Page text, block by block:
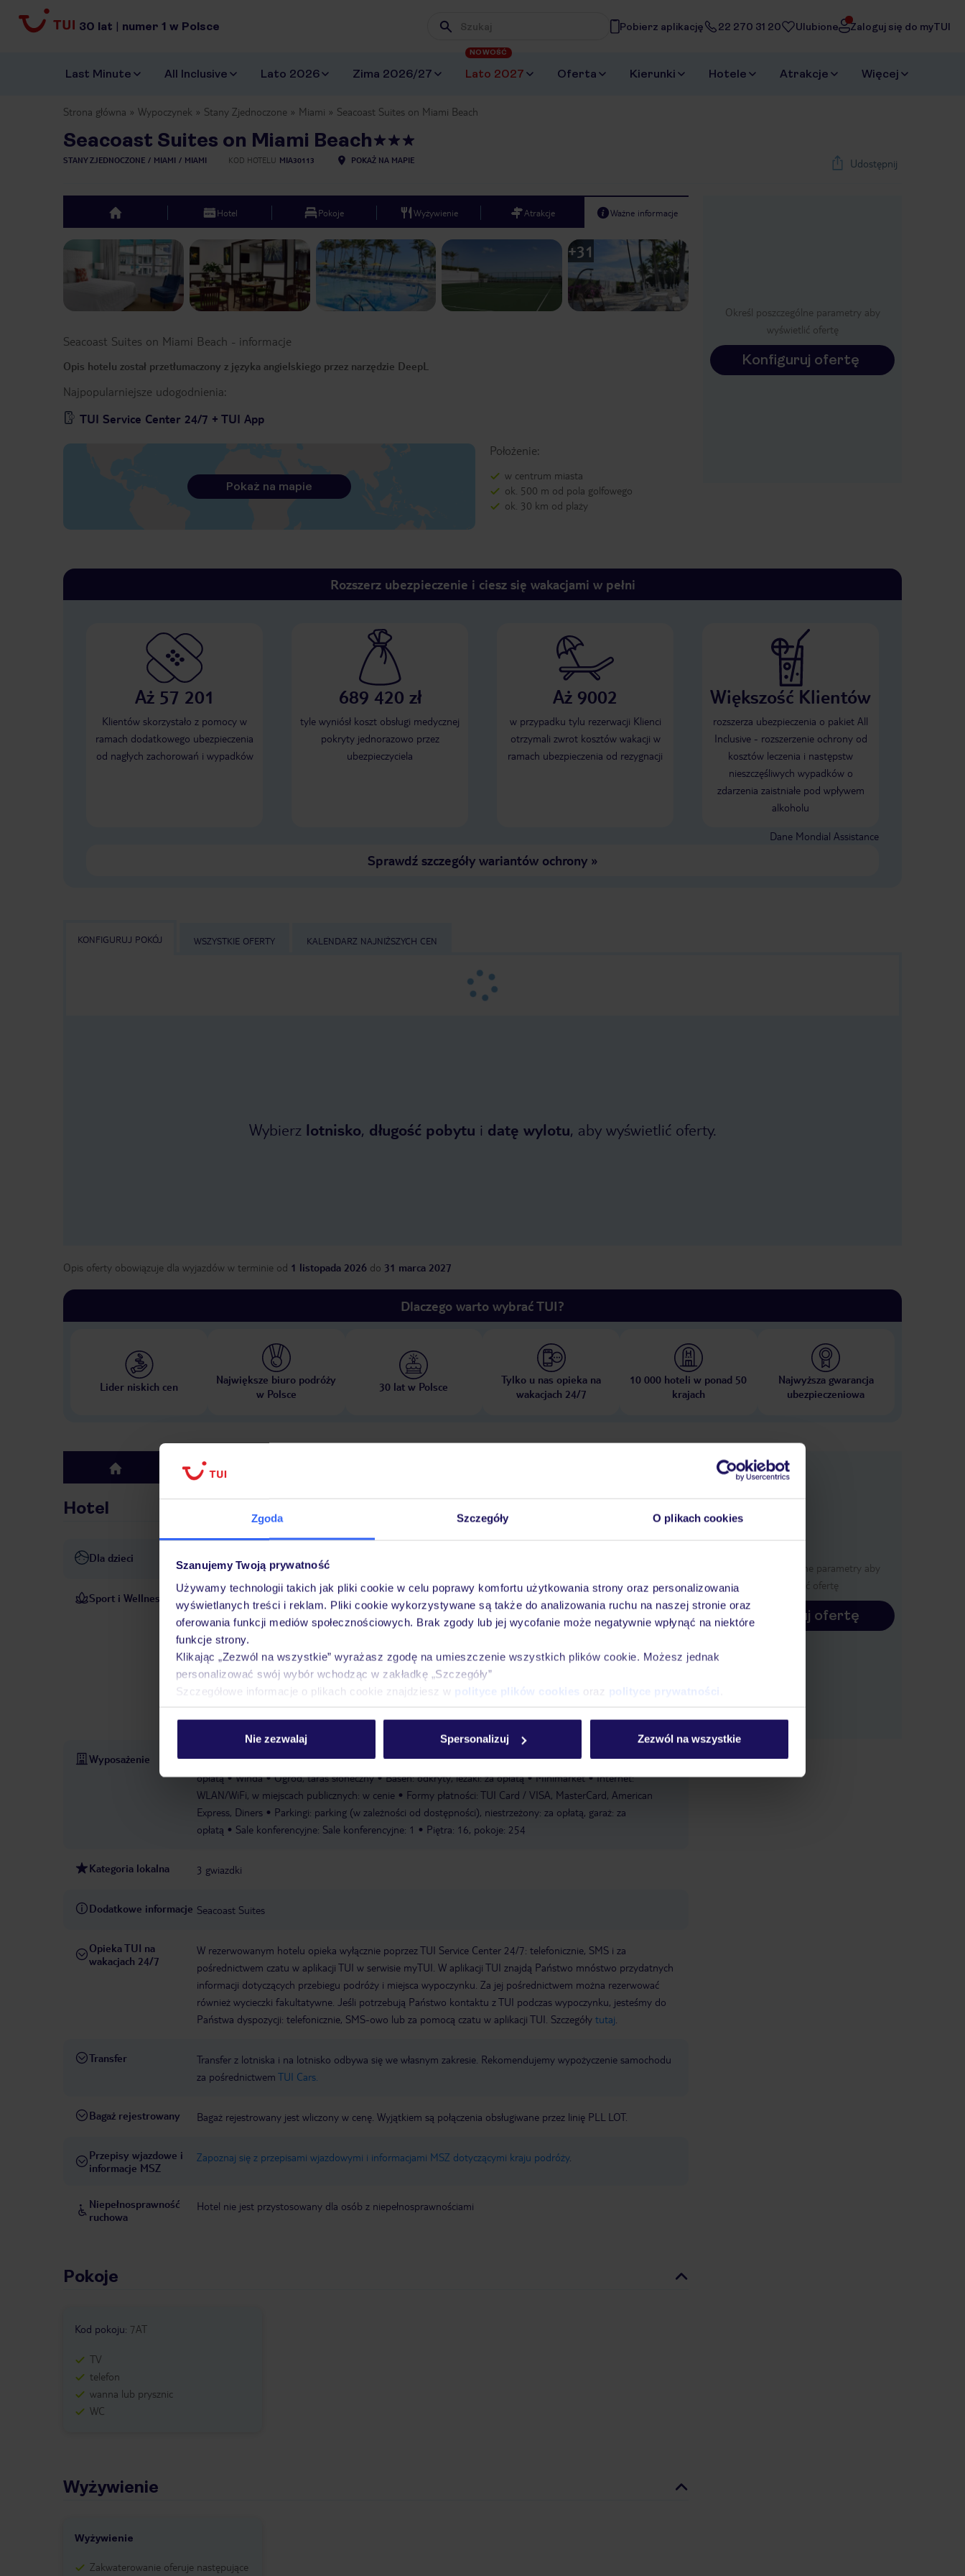
Zgoda Szczegóły O plikach cookies
Szanujemy Twoją prywatność
Używamy technologii takich jak pliki cookie w celu poprawy komfortu użytkowania strony oraz personalizowania
wyświetlanych treści i reklam. Pliki cookie wykorzystywane są także do analizowania ruchu na naszej stronie oraz
oferowania funkcji mediów społecznościowych. Brak zgody lub jej wycofanie może negatywnie wpłynąć na niektóre
funkcje strony.
Klikając „Zezwól na wszystkie” wyrażasz zgodę na umieszczenie wszystkich plików cookie. Możesz jednak
personalizować swój wybór wchodząc w zakładkę „Szczegóły”
Szczegółowe informacje o plikach cookie znajdziesz w polityce plików cookies oraz polityce prywatności
Nie zezwalaj Spersonalizuj Zezwól na wszystkie
30 lat | numer 1 w Polsce Wpisz frazę, której szukasz
Pobierz aplikację 22 270 31 20 Ulubione Zaloguj się do myTUI
Last Minute All Inclusive Lato 2026 Zima 2026/27 Lato 2027
NOWOŚĆ
Oferta Kierunki Hotele Atrakcje Więcej
Strona główna Wypoczynek Stany Zjednoczone Miami Seacoast Suites on Miami Beach
Seacoast Suites on Miami Beach
STANY ZJEDNOCZONE MIAMI MIAMI KOD HOTELU MIA30113 POKAŻ NA MAPIE Udostępnij
Określ poszczególne parametry aby
wyświetlić ofertę
Konfiguruj ofertę
top Hotel Pokoje Wyżywienie Atrakcje Ważne informacje
Previous slide Next slide
1 /37
+31
Seacoast Suites on Miami Beach - informacje
Opis hotelu został przetłumaczony z języka angielskiego przez narzędzie DeepL
Najpopularniejsze udogodnienia:
TUI Service Center 24/7 + TUI App
Położenie:
w centrum miasta
ok. 500 m od pola golfowego
ok. 30 km od plaży
Pokaż na mapie
Rozszerz ubezpieczenie i ciesz się wakacjami w pełni
Aż 57 201
Klientów skorzystało z pomocy w
ramach dodatkowego ubezpieczenia
od nagłych zachorowań i wypadków
689 420 zł
tyle wyniósł koszt obsługi medycznej
pokryty jednorazowo przez
ubezpieczyciela
Aż 9002
w przypadku tylu rezerwacji Klienci
otrzymali zwrot kosztów wakacji w
ramach ubezpieczenia od rezygnacji
Większość Klientów
rozszerza ubezpieczenia o pakiet All
Inclusive - rozszerzenie ochrony od
kosztów leczenia i następstw
nieszczęśliwych wypadków o
zdarzenia zaistniałe pod wpływem
alkoholu
Dane Mondial Assistance
Sprawdź szczegóły wariantów ochrony»
KONFIGURUJ POKÓJ WSZYSTKIE OFERTY KALENDARZ NAJNIŻSZYCH CEN
Wybierz lotnisko, długość pobytu i datę wylotu, aby wyświetlić oferty.
Opis oferty obowiązuje dla wyjazdów w terminie od 1 listopada 2026 do 31 marca 2027
Dlaczego warto wybrać TUI?
Lider niskich cen
Największe biuro podróży
w Polsce
30 lat w Polsce
Tylko u nas opieka na
wakacjach 24/7
10 000 hoteli w ponad 50
krajach
Najwyższa gwarancja
ubezpieczeniowa
top Hotel
Hotel
Dla dzieci Plac zabaw
Sport i Wellness
Kompleks basenów z częścią zewnętrzną i wewnętrzną zaprasza na relaksującą kąpiel. Goście mogą
zrelaksować się na tarasie słonecznym z leżakami i parasolami. Do dyspozycji Gości jest również bar przy
basenie i bar przekąskowy. Na miejscu można uprawiać rozmaite sporty, w tym kolarstwo górskie i rowerowe,
tenis, siatkówkę plażową, siatkówkę i golfa. Miłośnicy sportów wodnych mogą uprawiać narciarstwo wodne i
nurkowanie. Siłownia, bilard i aerobik stanowią część zaplecza sportowo-rekreacyjnego oferowanego przez
hotel apartamentowy. W hotelu dostępne są rozmaite zabiegi odnowy biologicznej, w tym spa, sauna, masaże
plażowa
Siłownia Kort tenisowy Masaże Liczba saun: 1 Sauna
Wyposażenie Otwarcie hotelu: 1960 Ostatni remont generalny: 2007
Recepcja, sejf hotelowy: za
opłatą
Winda Ogród, taras słoneczny Basen: odkryty, leżaki: za opłatą Minimarket
Internet:
WLAN/WiFi, w miejscach publicznych: w cenie
Formy płatności: TUI Card / VISA, MasterCard, American
Express, Diners
Parkingi: parking (w zależności od dostępności), niestrzeżony: za opłatą, garaż: za
opłatą
Sale konferencyjne: Sale konferencyjne: 1 Piętra: 16, pokoje: 254
Kategoria lokalna 3 gwiazdki
Dodatkowe informacje Seacoast Suites
Opieka TUI na
wakacjach 24/7
W rezerwowanym hotelu opieka wyłącznie poprzez TUI Service Center 24/7: telefonicznie, SMS i za
pośrednictwem czatu w aplikacji TUI w serwisie myTUI. W aplikacji TUI znajdą Państwo mnóstwo przydatnych
informacji dotyczących przebiegu podróży i miejsca wypoczynku. Za jej pośrednictwem można rezerwować
również wycieczki fakultatywne. Jeśli potrzebują Państwo kontaktu z TUI podczas wypoczynku, jesteśmy do
Państwa dyspozycji: telefonicznie, SMS-owo lub za pomocą czatu w aplikacji TUI. Szczegóły tutaj
Transfer
Transfer z lotniska i na lotnisko odbywa się we własnym zakresie. Rekomendujemy wypożyczenie samochodu
za pośrednictwem TUI Cars.
Bagaż rejestrowany Bagaż rejestrowany jest wliczony w cenę. Wyjątkiem są połączenia obsługiwane przez linię PLL LOT.
Przepisy wjazdowe i
informacje MSZ
Zapoznaj się z przepisami wjazdowymi i informacjami MSZ dotyczącymi kraju podróży.
Niepełnosprawność
ruchowa
Hotel nie jest przystosowany dla osób z niepełnosprawnościami
Pokoje
Kod pokoju: 7AT
TV
telefon
wanna lub prysznic
WC
Wyżywienie
Wyżywienie
Zakwaterowanie oferuje następujące
Określ poszczególne parametry aby
wyświetlić ofertę
Konfiguruj ofertę